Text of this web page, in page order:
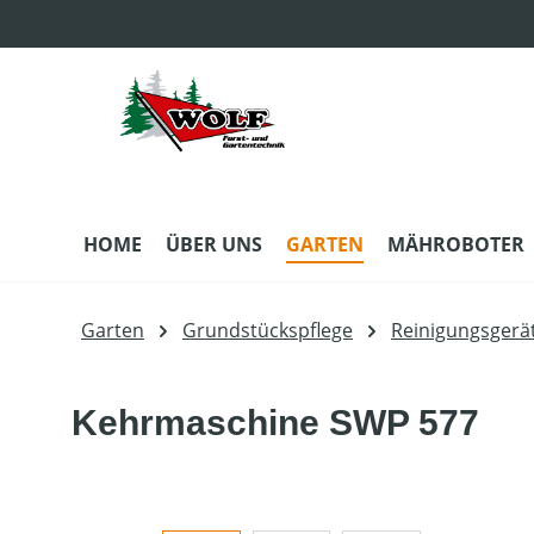
HOME ÜBER UNS GARTEN MÄHROBOTER
Garten Grundstückspflege
Kehrmaschine SWP 577